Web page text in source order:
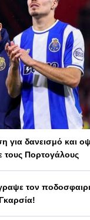
για δανεισμό και
Πορτογάλους
τον